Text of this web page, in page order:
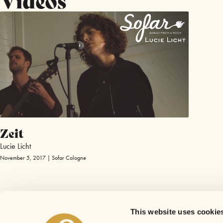
This website uses
Zeit
Lucie Licht
November 5, 2017 | Sofar Cologne